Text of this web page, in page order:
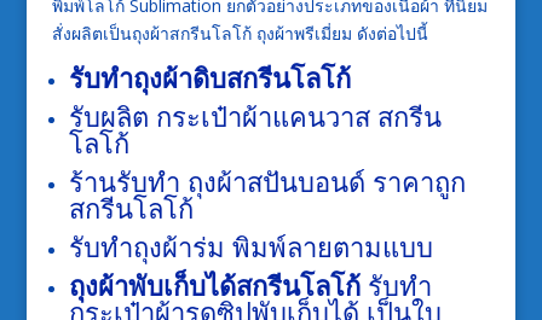
พิมพ์โลโก้ Sublimation ยกตัวอย่างประเภทของเนื้อผ้า ที่นิยม
สั่งผลิตเป็นถุงผ้าสกรีนโลโก้ ถุงผ้าพรีเมี่ยม ดังต่อไปนี้
รับทำถุงผ้าดิบสกรีนโลโก้
รับผลิต กระเป๋าผ้าแคนวาส สกรีน
โลโก้
ร้านรับทำ ถุงผ้าสปันบอนด์ ราคาถูก
สกรีนโลโก้
รับทำถุงผ้าร่ม พิมพ์ลายตามแบบ
ถุงผ้าพับเก็บได้สกรีนโลโก้รับทำ
กระเป๋าผ้ารูดซิปพับเก็บได้ เป็นใบ